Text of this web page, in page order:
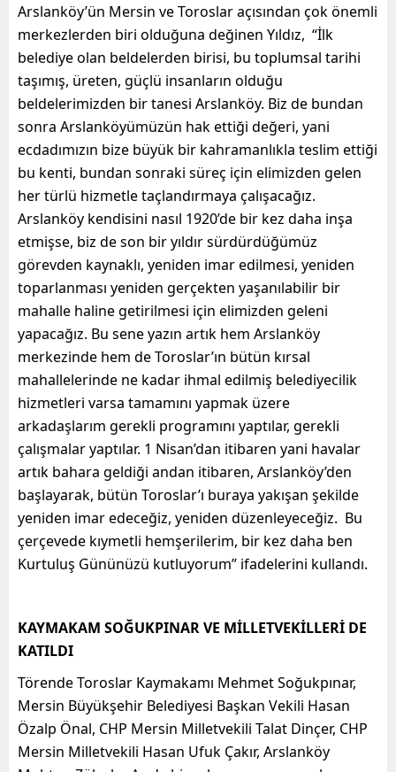
Arslanköy’ün Mersin ve Toroslar açısından çok önemli
merkezlerden biri olduğuna değinen Yıldız, “İlk
belediye olan beldelerden birisi, bu toplumsal tarihi
taşımış, üreten, güçlü insanların olduğu
beldelerimizden bir tanesi Arslanköy. Biz de bundan
sonra Arslanköyümüzün hak ettiği değeri, yani
ecdadımızın bize büyük bir kahramanlıkla teslim ettiği
bu kenti, bundan sonraki süreç için elimizden gelen
her türlü hizmetle taçlandırmaya çalışacağız.
Arslanköy kendisini nasıl 1920’de bir kez daha inşa
etmişse, biz de son bir yıldır sürdürdüğümüz
görevden kaynaklı, yeniden imar edilmesi, yeniden
toparlanması yeniden gerçekten yaşanılabilir bir
mahalle haline getirilmesi için elimizden geleni
yapacağız. Bu sene yazın artık hem Arslanköy
merkezinde hem de Toroslar’ın bütün kırsal
mahallelerinde ne kadar ihmal edilmiş belediyecilik
hizmetleri varsa tamamını yapmak üzere
arkadaşlarım gerekli programını yaptılar, gerekli
çalışmalar yaptılar. 1 Nisan’dan itibaren yani havalar
artık bahara geldiği andan itibaren, Arslanköy’den
başlayarak, bütün Toroslar’ı buraya yakışan şekilde
yeniden imar edeceğiz, yeniden düzenleyeceğiz. Bu
çerçevede kıymetli hemşerilerim, bir kez daha ben
Kurtuluş Gününüzü kutluyorum” ifadelerini kullandı.
KAYMAKAM SOĞUKPINAR VE MİLLETVEKİLLERİ DE
KATILDI
Törende Toroslar Kaymakamı Mehmet Soğukpınar,
Mersin Büyükşehir Belediyesi Başkan Vekili Hasan
Özalp Önal, CHP Mersin Milletvekili Talat Dinçer, CHP
Mersin Milletvekili Hasan Ufuk Çakır, Arslanköy